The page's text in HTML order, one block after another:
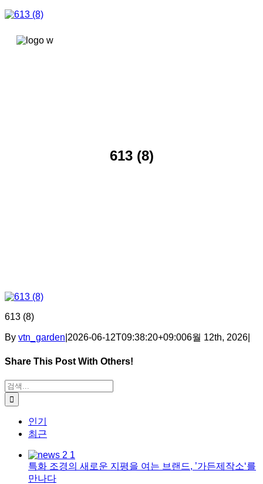
콘텐츠로
613 (8)
613 (8)
By vtn_garden 2026-06-12T09:38:20+09:006월 12th, 2026
Share This Post With Others!
Facebook
X
Tumblr
Pinterest
이메일
검색:
인기
최근
특화 조경의 새로운 지평을 여는 브랜드, ’가든제작소‘를
만나다